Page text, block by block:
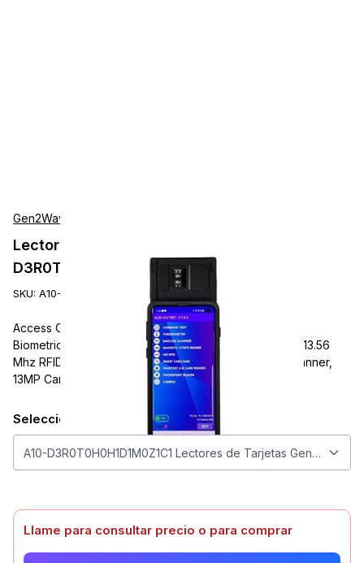
Gen2Wave
Lectores de Tarjetas Gen2Wave A10-
D3R0T0H0H1D1M0Z1C1
SKU: A10-D3R0T0H0H1D1M0Z1C1
Access Control Reader, MetaDolce Technologies A10
Biometric Sled, FAP30 One-finger Fingerprint Reader, 13.56
Mhz RFID Reader, eChip Reader, OCR/MRZ, 1D/2D Scanner,
13MP Camera
Seleccionar modelo
A10-D3R0T0H0H1D1M0Z1C1 Lectores de Tarjetas Gen2Wave
Llame para consultar precio o para comprar